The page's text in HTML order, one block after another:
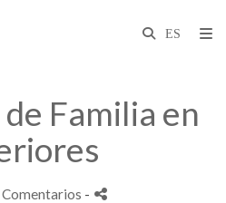
Familia en
Comentarios -